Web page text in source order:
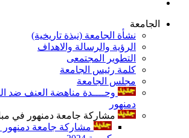
الجامعة
نشأة الجامعة (نبذة تاريخية)
الرؤية والرسالة والاهداف
التطوير المجتمعى
كلمة رئيس الجامعة
مجلس الجامعة
وحــــدة مناهضة العنف ضد
دمنهور
مشاركة جامعة دمنهور في
مشاركة جامعة دمنهور